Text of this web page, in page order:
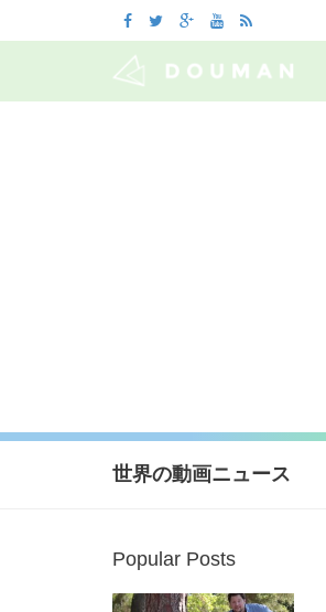
世界の動画ニュース
Popular Posts